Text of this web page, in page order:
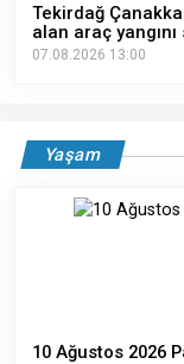
Tekirdağ
alan araç
07.08.2026 13:00
Yaşam
10 Ağustos 2026